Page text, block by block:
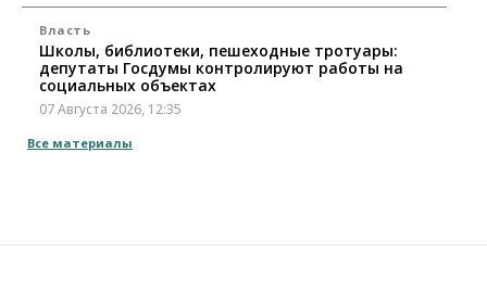
Власть
Школы, библиотеки, пешеходные тротуары:
депутаты Госдумы контролируют работы на
социальных объектах
07 Августа 2026, 12:35
Общество
Все материалы